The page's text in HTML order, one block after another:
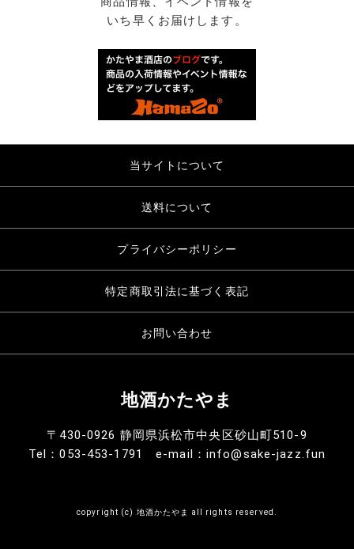
いち早くお届けします。
当サイトについて
送料について
プライバシーポリシー
特定商取引法に基づく表記
お問い合わせ
地酒かたやま
〒430-0926 静岡県浜松市中央区砂山町510-9
Tel：053-453-1791 e-mail：info@sake-jazz.fun
copyright (c) 地酒かたやま all rights reserved.